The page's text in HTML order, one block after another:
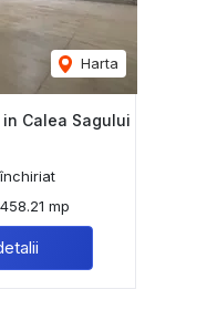
Harta
Calea Sagului
458.21 mp